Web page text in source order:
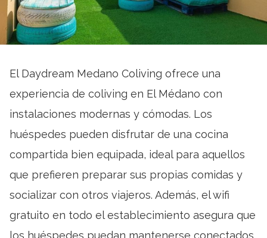
El Daydream Medano Coliving ofrece una
experiencia de coliving en El Médano con
instalaciones modernas y cómodas. Los
huéspedes pueden disfrutar de una cocina
compartida bien equipada, ideal para aquellos
que prefieren preparar sus propias comidas y
socializar con otros viajeros. Además, el wifi
gratuito en todo el establecimiento asegura que
los huéspedes puedan mantenerse conectados.